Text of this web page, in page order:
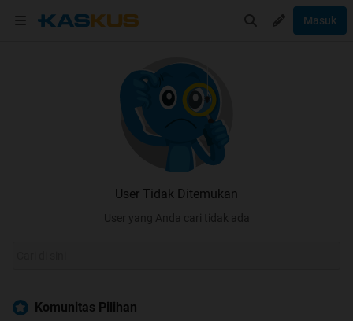
Masuk
User Tidak Ditemukan
User yang Anda cari tidak ada
Komunitas Pilihan